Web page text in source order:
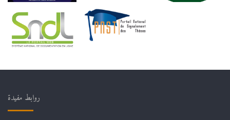
روابط مفيدة